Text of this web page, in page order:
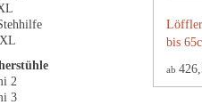
Löffler
bis
ab
2
3